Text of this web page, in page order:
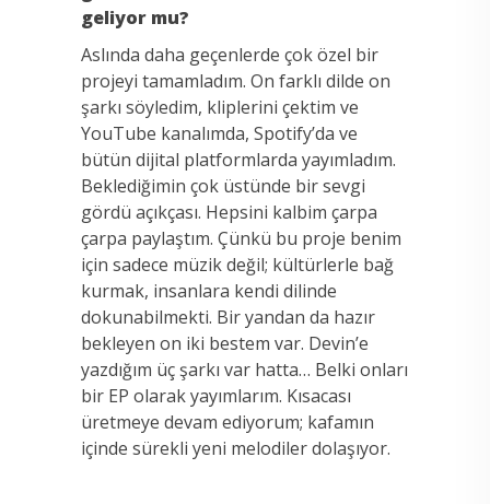
geliyor mu?
Aslında daha geçenlerde çok özel bir
projeyi tamamladım. On farklı dilde on
şarkı söyledim, kliplerini çektim ve
YouTube kanalımda, Spotify’da ve
bütün dijital platformlarda yayımladım.
Beklediğimin çok üstünde bir sevgi
gördü açıkçası. Hepsini kalbim çarpa
çarpa paylaştım. Çünkü bu proje benim
için sadece müzik değil; kültürlerle bağ
kurmak, insanlara kendi dilinde
dokunabilmekti. Bir yandan da hazır
bekleyen on iki bestem var. Devin’e
yazdığım üç şarkı var hatta… Belki onları
bir EP olarak yayımlarım. Kısacası
üretmeye devam ediyorum; kafamın
içinde sürekli yeni melodiler dolaşıyor.